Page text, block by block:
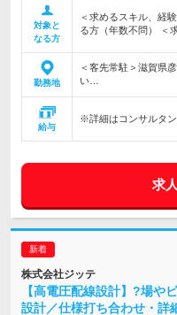
対象と
なる方
＜求めるスキル、経
る方（年数不問） ＜
勤務地
＜客先常駐＞滋賀県
い…
給与
※詳細はコンサルタン
求
株式会社ジッテ
【高電圧配線設計】?場や
設計／仕様打ち合わせ・詳